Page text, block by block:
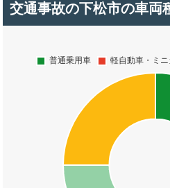
交通事故の下松市の車両